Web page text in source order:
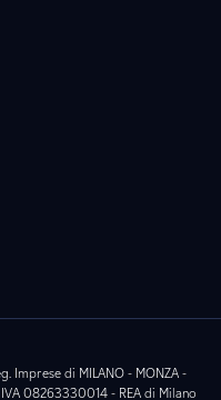
Imprese di MILANO - MONZA -
08263330014 - REA di Milano